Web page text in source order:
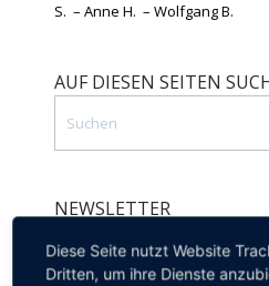
S. – Anne H. – Wolfgang B.
AUF DIESEN SEITEN
NEWSLETTER
Diese Seite nutzt Website
Dritten, um ihre Dienste